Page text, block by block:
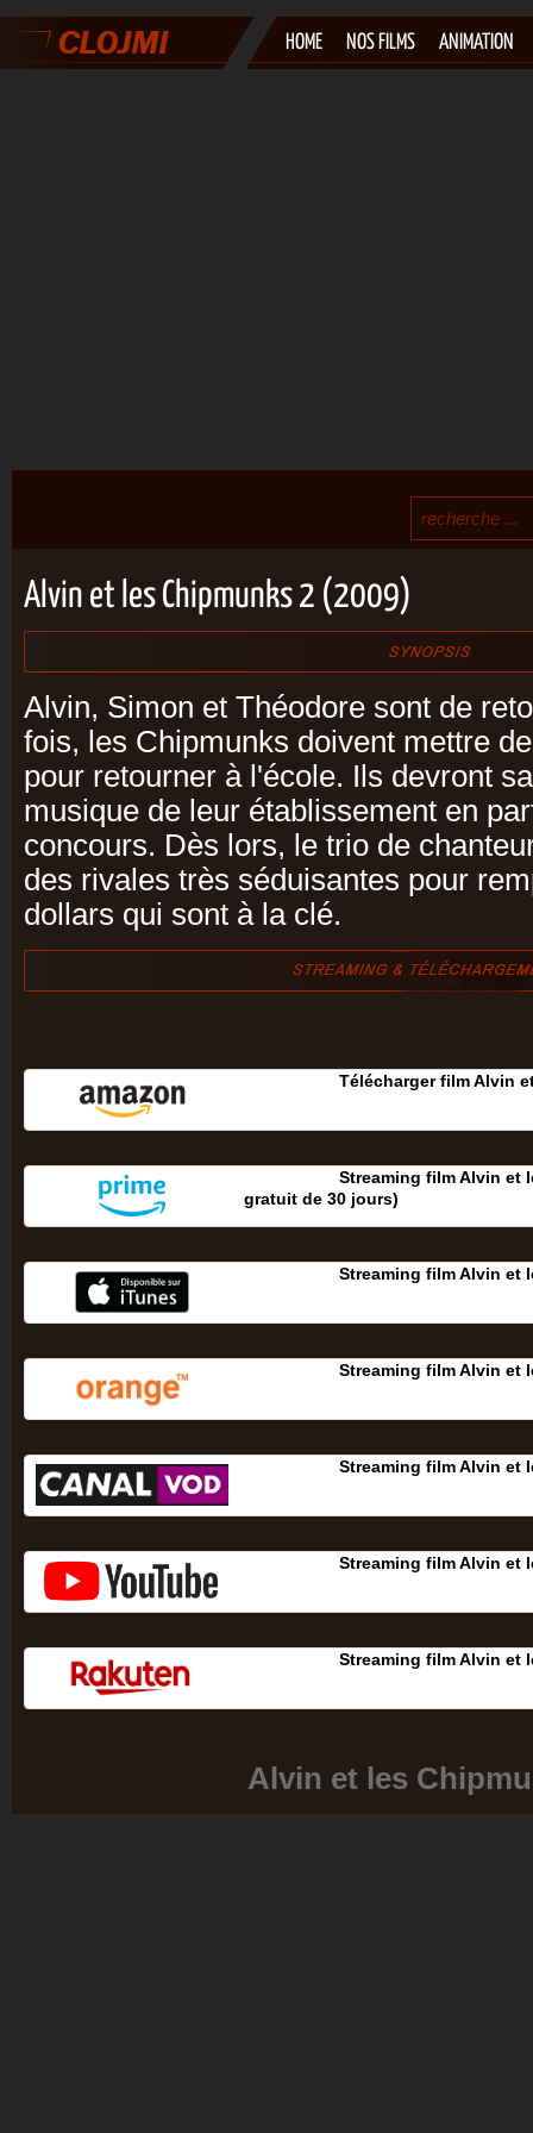
HOME NOS FILMS ANIMATION
Alvin et les Chipmunks 2 (2009)
Alvin, Simon et Théodore sont de
fois, les Chipmunks doivent mettre
pour retourner à l'école. Ils devront
musique de leur établissement en
concours. Dès lors, le trio de
des rivales très séduisantes pour
dollars qui sont à la clé.
Télécharger film Alvin
Streaming film Alvin et
gratuit de 30 jours‎)
Streaming film Alvin et
Streaming film Alvin et
Streaming film Alvin et
Streaming film Alvin et
Streaming film Alvin et
Alvin et les